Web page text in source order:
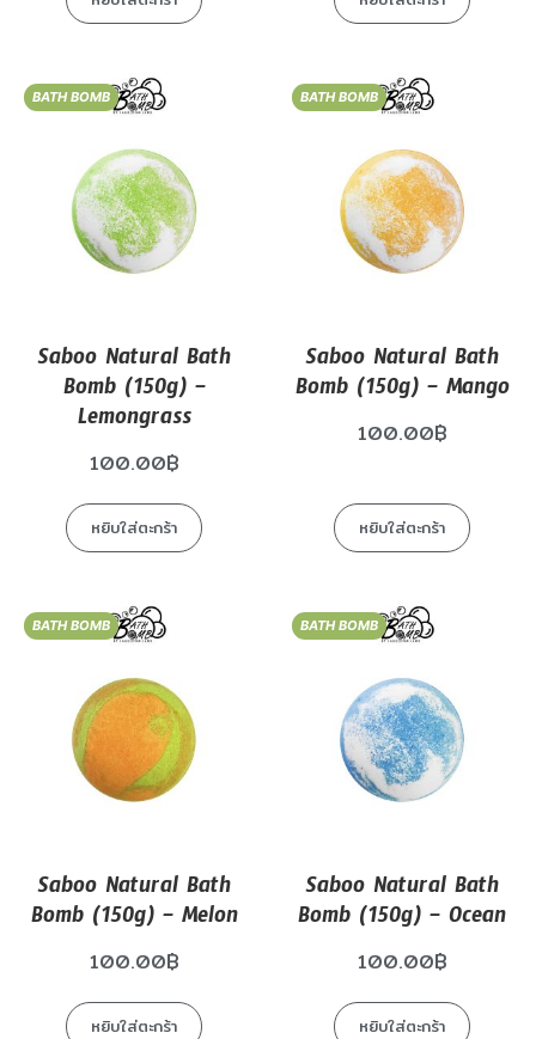
BATH BOMB
Saboo Natural Bath
Bomb (150g) –
Lemongrass
100.00฿
หยิบใส่ตะกร้า
BATH BOMB
Saboo Natural Bath
Bomb (150g) – Mango
100.00฿
หยิบใส่ตะกร้า
BATH BOMB
Saboo Natural Bath
Bomb (150g) – Melon
100.00฿
หยิบใส่ตะกร้า
BATH BOMB
Saboo Natural Bath
Bomb (150g) – Ocean
100.00฿
หยิบใส่ตะกร้า